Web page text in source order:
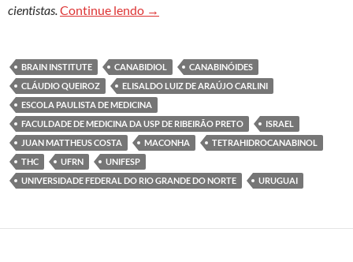
cientistas.Continue lendo Maconha como remédio?
→
BRAIN INSTITUTE CANABIDIOL
CANABINÓIDES
CLÁUDIO QUEIROZ
ELISALDO LUIZ DE ARAÚJO CARLINI
ESCOLA PAULISTA DE MEDICINA
FACULDADE DE MEDICINA DA USP DE RIBEIRÃO PRETO
ISRAEL
JUAN MATTHEUS COSTA
MACONHA
TETRAHIDROCANABINOL
THC
UFRN
UNIFESP
UNIVERSIDADE FEDERAL DO RIO GRANDE DO NORTE
URUGUAI